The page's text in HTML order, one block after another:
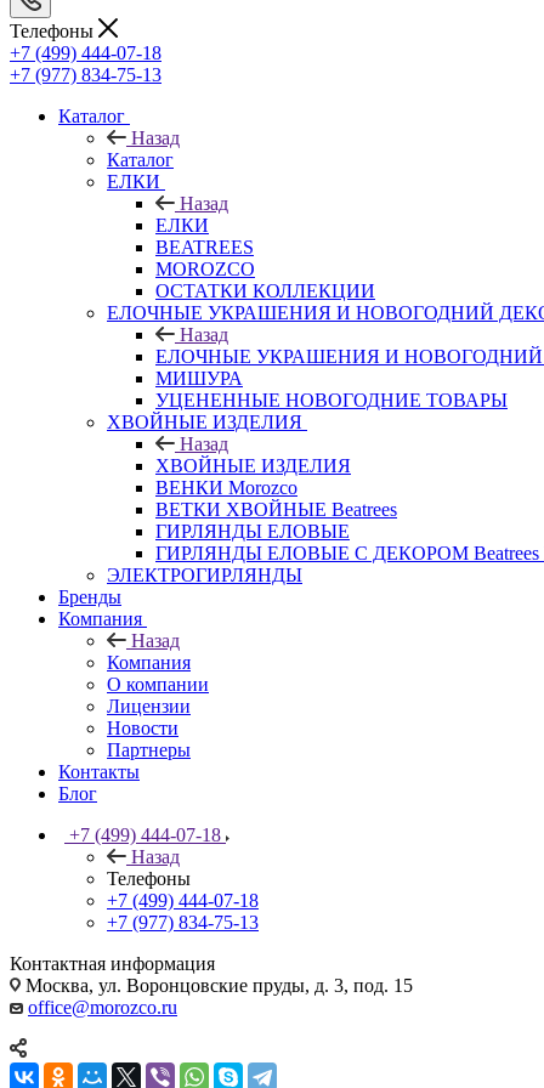
Телефоны
+7 (499) 444-07-18
+7 (977) 834-75-13
Каталог
Назад
Каталог
ЕЛКИ
Назад
ЕЛКИ
BEATREES
MOROZCO
ОСТАТКИ КОЛЛЕКЦИИ
ЕЛОЧНЫЕ УКРАШЕНИЯ И НОВОГОДНИЙ
Назад
ЕЛОЧНЫЕ УКРАШЕНИЯ И НОВОГОДНИЙ
МИШУРА
УЦЕНЕННЫЕ НОВОГОДНИЕ ТОВАРЫ
ХВОЙНЫЕ ИЗДЕЛИЯ
Назад
ХВОЙНЫЕ ИЗДЕЛИЯ
ВЕНКИ Morozco
ВЕТКИ ХВОЙНЫЕ Beatrees
ГИРЛЯНДЫ ЕЛОВЫЕ
ГИРЛЯНДЫ ЕЛОВЫЕ С ДЕКОРОМ Beatrees
ЭЛЕКТРОГИРЛЯНДЫ
Бренды
Компания
Назад
Компания
О компании
Лицензии
Новости
Партнеры
Контакты
Блог
+7 (499) 444-07-18
Назад
Телефоны
+7 (499) 444-07-18
+7 (977) 834-75-13
Контактная информация
Москва, ул. Воронцовские пруды, д. 3, под. 15
office@morozco.ru